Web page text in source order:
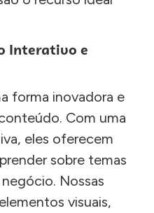
Interativo e
forma inovadora e
Com uma
eles oferecem
sobre temas
Nossas
visuais,